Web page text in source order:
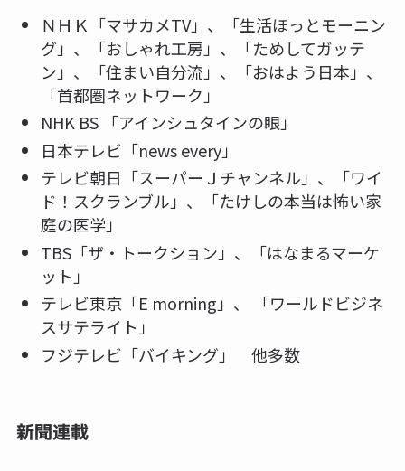
ＮＨＫ「マサカメTV」、「生活ほっとモーニン
グ」、「おしゃれ工房」、「ためしてガッテ
ン」、「住まい自分流」、「おはよう日本」、
「首都圏ネットワーク」
NHK BS 「アインシュタインの眼」
日本テレビ「news every」
テレビ朝日「スーパーＪチャンネル」、「ワイ
ド！スクランブル」、「たけしの本当は怖い家
庭の医学」
TBS「ザ・トークション」、「はなまるマーケ
ット」
テレビ東京「E morning」、 「ワールドビジネ
スサテライト」
フジテレビ「バイキング」 他多数
新聞連載